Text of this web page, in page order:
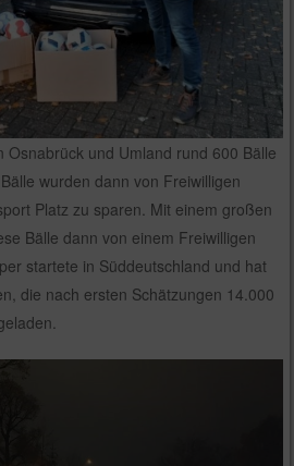
Osnabrück und Umland rund 600 Bälle
wurden dann von Freiwilligen
Platz zu sparen. Mit einem großen
Bälle dann von einem Freiwilligen
startete in Süddeutschland und hat
die nach ersten Schätzungen 14.000